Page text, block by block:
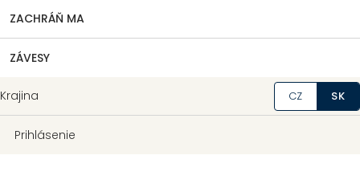
ZACHRÁŇ MA
ZÁVESY
Krajina CZ SK
Prihlásenie